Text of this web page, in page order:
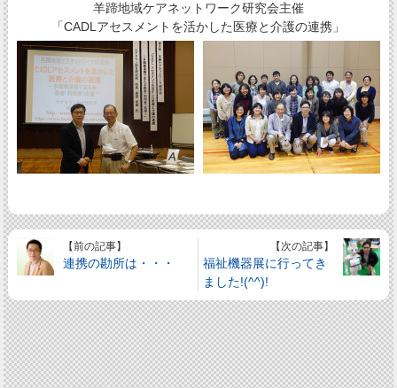
羊蹄地域ケアネットワーク研究会主催
「CADLアセスメントを活かした医療と介護の連携」
【前の記事】
連携の勘所は・・・
【次の記事】
福祉機器展に行ってき
ました!(^^)!